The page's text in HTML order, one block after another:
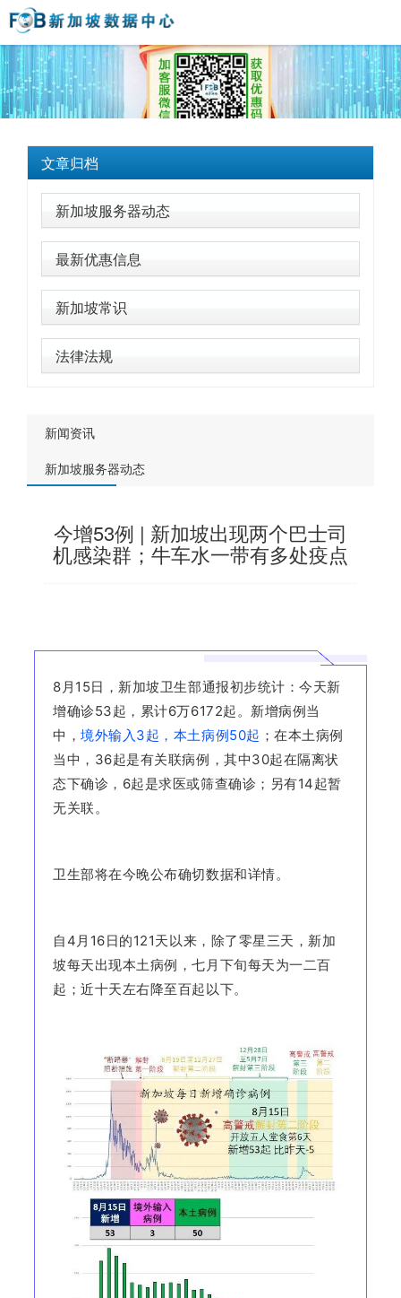
文章归档
新加坡服务器动态
最新优惠信息
新加坡常识
法律法规
新闻资讯
新加坡服务器动态
今增53例 | 新加坡出现两个巴士司
机感染群；牛车水一带有多处疫点
8月15日， 新加坡卫生部通报初步统计：今天新
增确诊53起，累计6万6172起。新增病例当
中，境外输入3起，本土病例50起 ；在本土病例
当中，36起是有关联病例，其中30起在隔离状
态下确诊，6起是求医或筛查确诊；另有14起暂
无关联。
卫生部将在今晚公布确切数据和详情。
自4月16日的121天以来，除了零星三天， 新加
坡每天出现本土病例，七月下旬每天为一二百
起；近十天左右降至百起以下。